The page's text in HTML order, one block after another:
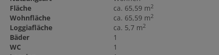
Fläche
ca. 65,59 m2
Wohnfläche ca. 65,59 m2
Loggiafläche ca. 5,7 m2
Bäder
1
WC
1